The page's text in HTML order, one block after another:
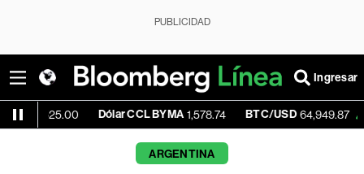
PUBLICIDAD
Ingresar
Dólar CCL BYMA 1,578.74 BTC/USD 64,949.87 +0.02%
ARGENTINA